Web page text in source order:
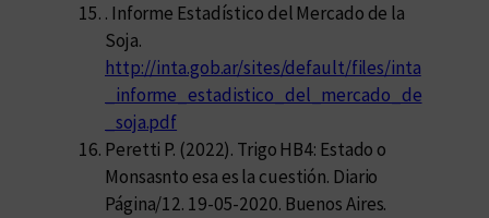
. Informe Estadístico del Mercado de la
Soja.
http://inta.gob.ar/sites/default/files/inta
_informe_estadistico_del_mercado_de
_soja.pdf
Peretti P. (2022). Trigo HB4: Estado o
Monsasnto esa es la cuestión. Diario
Página/12. 19-05-2020. Buenos Aires.